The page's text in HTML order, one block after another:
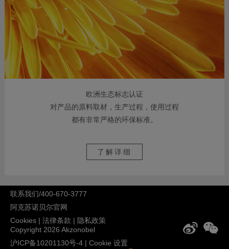
欧洲生态标志认证
对产品的原料取材，生产过程，使用过程
都有非常严格的环保标准。
了解详细
联系我们/400-670-3777
阿克苏诺贝尔官网
Cookies | 法律条款 | 隐私政策
Copyright 2026 Akzonobel
沪ICP备10201130号-4 | Cookie 设置